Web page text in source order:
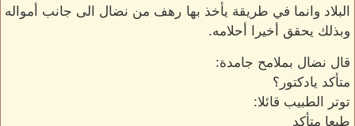
البلاد وانما في طريقة يأخذ بها رهف من نضال الى جانب أمواله
وبذلك يحقق أخيرا أحلامه.
قال نضال بملامح جامدة:
متأكد يادكتور؟
توتر الطبيب قائلا:
طبعا متأكد